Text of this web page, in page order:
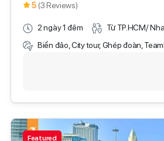
5 (3 Reviews)
2 ngày 1 đêm
Từ TP.HCM/
Biển đảo, City tour, Ghép đoàn,
Featured